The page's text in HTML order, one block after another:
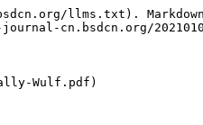
llms.txt).
cn.bsdcn.org/
Wulf.pdf)